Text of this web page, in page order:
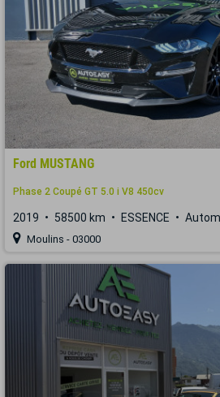
Ford MUSTANG
Phase 2 Coupé GT 5.0 i V8 450cv
2019 58500 km ESSENCE
Moulins - 03000